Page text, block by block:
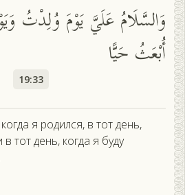
وَالسَّلَامُ عَلَيَّ يَوْمَ وُلِدْتُ
أُبْعَثُ حَيًّا
19:33
я родился, в тот день,
тот день, когда я буду